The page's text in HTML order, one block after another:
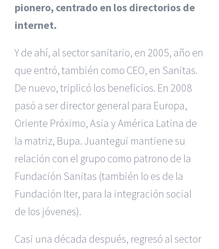
pionero, centrado en los directorios de
internet.
Y de ahí, al sector sanitario, en 2005, año en
que entró, también como CEO, en Sanitas.
De nuevo, triplicó los beneficios. En 2008
pasó a ser director general para Europa,
Oriente Próximo, Asia y América Latina de
la matriz, Bupa. Juantegui mantiene su
relación con el grupo como patrono de la
Fundación Sanitas (también lo es de la
Fundación Iter, para la integración social
de los jóvenes).
Casi una década después, regresó al sector